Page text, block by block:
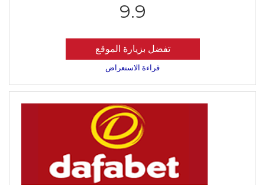
9.9
تفضل بزيارة الموقع
قراءة الاستعراض